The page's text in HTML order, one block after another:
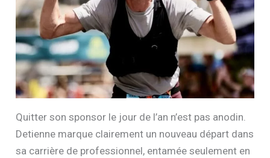
Quitter son sponsor le jour de l’an n’est pas anodin.
Detienne marque clairement un nouveau départ dans
sa carrière de professionnel, entamée seulement en